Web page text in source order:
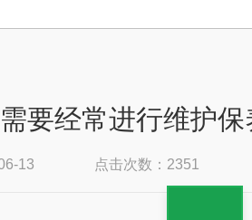
要经常进行维护保
06-13 点击次数：2351